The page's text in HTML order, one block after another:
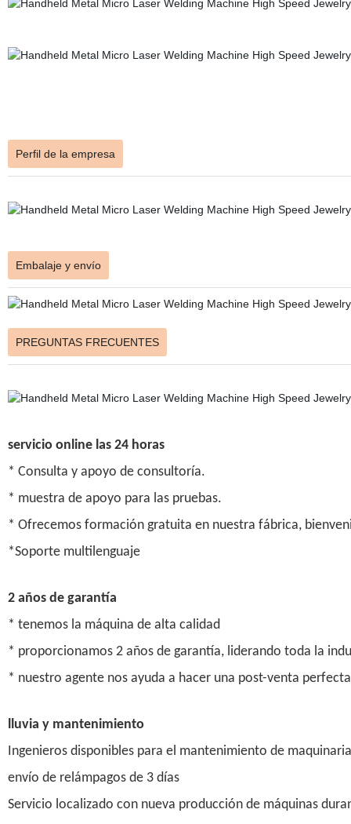
Perfil de la empresa
Embalaje y envío
PREGUNTAS FRECUENTES
servicio online las 24 horas
* Consulta y apoyo de consultoría.
* muestra de apoyo para las pruebas.
* Ofrecemos formación gratuita en nuestra fábrica,
*Soporte multilenguaje
2 años de garantía
* tenemos la máquina de alta calidad
* proporcionamos 2 años de garantía, liderando toda la
* nuestro agente nos ayuda a hacer una post-venta
lluvia y mantenimiento
Ingenieros disponibles para el mantenimiento de
envío de relámpagos de 3 días
Servicio localizado con nueva producción de máquinas